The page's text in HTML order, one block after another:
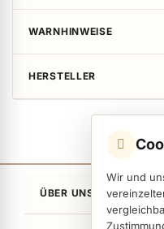
Wir und
WARNHINWEISE
HERSTELLER
ÜBER UNS